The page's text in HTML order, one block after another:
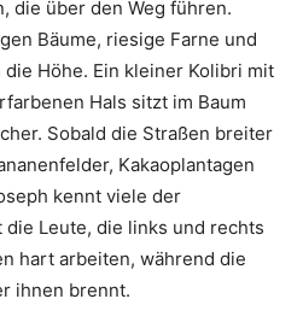
die über den Weg führen.
Bäume, riesige Farne und
Höhe. Ein kleiner Kolibri mit
Hals sitzt im Baum
Sobald die Straßen breiter
Kakaoplantagen
kennt viele der
Leute, die links und rechts
hart arbeiten, während die
ihnen brennt.